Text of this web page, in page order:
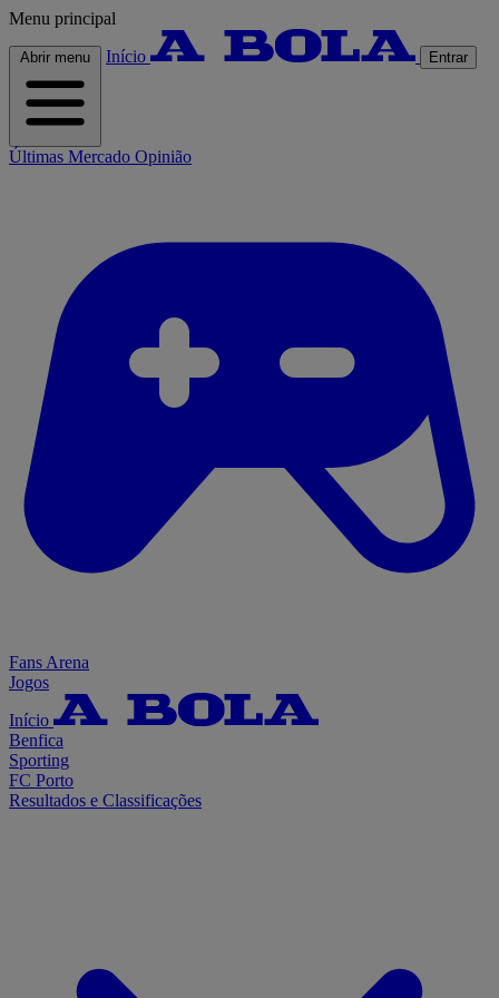
Menu principal
Abrir menu Início Entrar
Últimas Mercado Opinião
Fans Arena
Jogos
Início
Benfica
Sporting
FC Porto
Resultados e Classificações